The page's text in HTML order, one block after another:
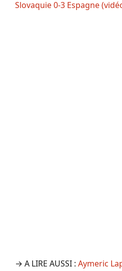
Slovaquie 0-3 Espagne
→ A LIRE AUSSI : Aymeric